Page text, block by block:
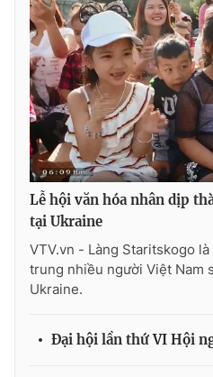
Thị trường
Tư vấn
Lịch phát sóng
Chuyên mục khác
Emagazine
Photo
Video
VTV Money
VTV Sức khoẻ
Lễ hội văn hóa nhân dịp
tại Ukraine
VTV.vn - Làng Staritskogo
trung nhiều người Việt Nam
Ukraine.
Đại hội lần thứ VI Hội